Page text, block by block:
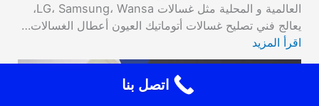
العالمية و المحلية مثل غسالات LG، Samsung، Wansa،
يعالج فني تصليح غسالات أتوماتيك العيون أعطال الغسالات…
اقرأ المزيد
اتصل بنا